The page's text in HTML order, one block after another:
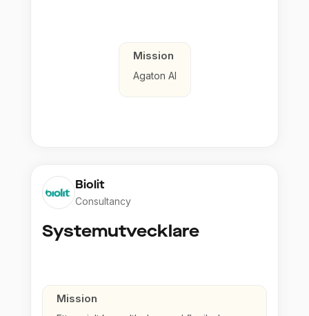
Mission
Agaton AI
Biolit
Consultancy
Systemutvecklare
Mission